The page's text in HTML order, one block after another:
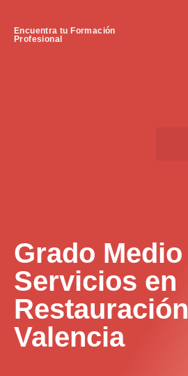
Encuentra tu Formación
Profesional
Grado Medio
Servicios en
Restauración
Valencia